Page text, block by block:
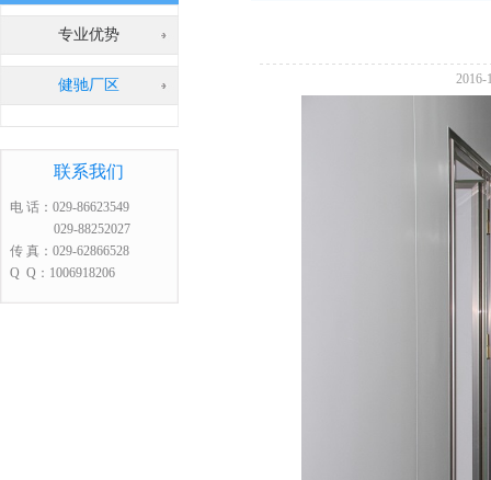
专业优势
健驰厂区
联系我们
电 话：029-86623549
029-88252027
传 真：029-62866528
Q Q：1006918206
2016-